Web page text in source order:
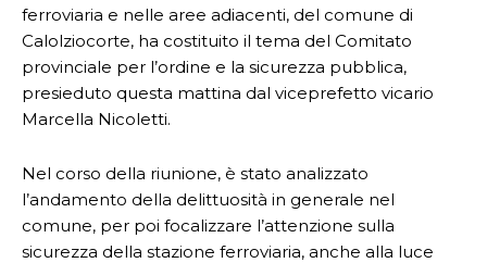
ferroviaria e nelle aree adiacenti, del comune di
Calolziocorte, ha costituito il tema del Comitato
provinciale per l’ordine e la sicurezza pubblica,
presieduto questa mattina dal viceprefetto vicario
Marcella Nicoletti.
Nel corso della riunione, è stato analizzato
l’andamento della delittuosità in generale nel
comune, per poi focalizzare l’attenzione sulla
sicurezza della stazione ferroviaria, anche alla luce